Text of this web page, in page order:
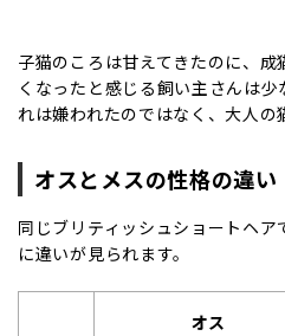
子猫のころは甘えてきたのに、
くなったと感じる飼い主さんは
れは嫌われたのではなく、大人の
オスとメスの性格の違い
同じブリティッシュショートヘ
に違いが見られます。
オス